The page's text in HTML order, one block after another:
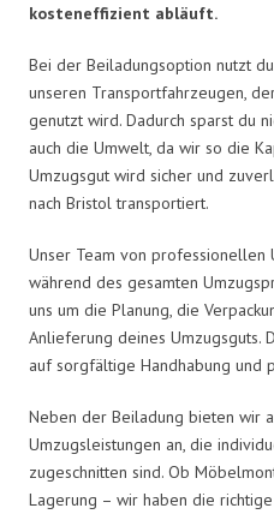
kosteneffizient abläuft.
Bei der Beiladungsoption nutzt
unseren Transportfahrzeugen,
genutzt wird. Dadurch sparst du
auch die Umwelt, da wir so die
Umzugsgut wird sicher und
nach Bristol transportiert.
Unser Team von professionellen
während des gesamten
uns um die Planung, die
Anlieferung deines
auf sorgfältige Handhabung und
Neben der Beiladung bieten wir
Umzugsleistungen an, die
zugeschnitten sind. Ob
Lagerung – wir haben die